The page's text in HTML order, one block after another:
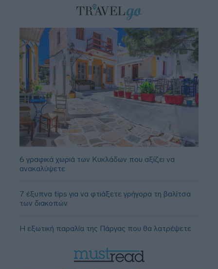
6 γραφικά χωριά των Κυκλάδων που αξίζει να
ανακαλύψετε
7 έξυπνα tips για να φτιάξετε γρήγορα τη βαλίτσα
των διακοπών
Η εξωτική παραλία της Πάργας που θα λατρέψετε